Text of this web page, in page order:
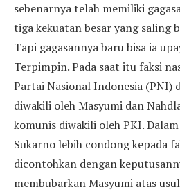
sebenarnya telah memiliki
tiga kekuatan besar yang saling
Tapi gagasannya baru bisa ia
Terpimpin. Pada saat itu faksi
Partai Nasional Indonesia (PNI)
diwakili oleh Masyumi dan
komunis diwakili oleh PKI.
Sukarno lebih condong kepada
dicontohkan dengan
membubarkan Masyumi atas